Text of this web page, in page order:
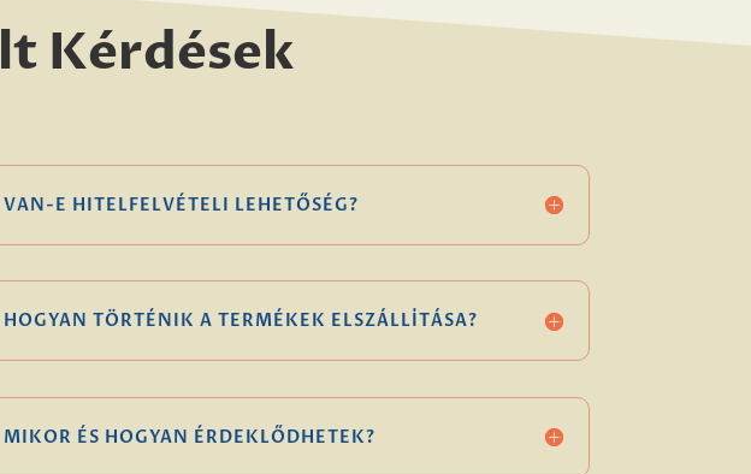
Kérdések
VAN-E HITELFELVÉTELI LEHETŐSÉG?
HOGYAN TÖRTÉNIK A TERMÉKEK ELSZÁLLÍTÁSA?
MIKOR ÉS HOGYAN ÉRDEKLŐDHETEK?